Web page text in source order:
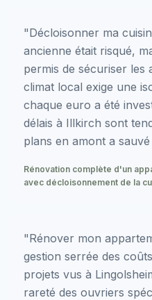
"Décloisonner ma
ancienne était risqué,
permis de sécuriser les
climat local exige une
chaque euro a été
délais à Illkirch sont
plans en amont a
Rénovation complète d'un
avec décloisonnement de la
"Rénover mon
gestion serrée des
projets vus à
rareté des ouvriers